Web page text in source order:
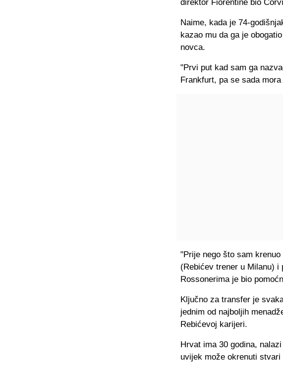
direktor Fiorentine bio
Naime, kada je 74-
kazao mu da ga je
novca.
"Prvi put kad sam ga
Frankfurt, pa se sada
"Prije nego što sam
(Rebićev trener u Milanu)
Rossonerima je bio
Ključno za transfer je
jednim od najboljih
Rebićevoj karijeri.
Hrvat ima 30 godina,
uvijek može okrenuti